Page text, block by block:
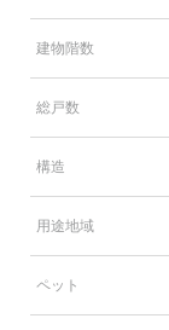
建物階数
総戸数
構造
用途地域
ペット